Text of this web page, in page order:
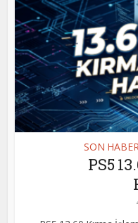
SON
PS5